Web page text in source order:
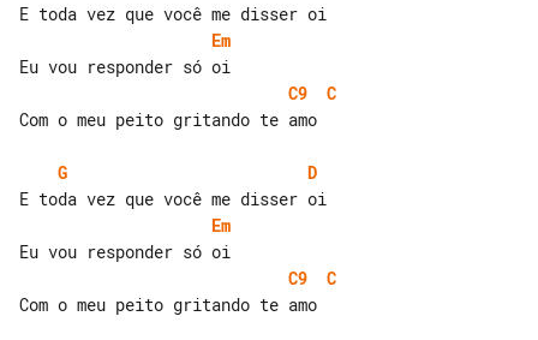
Em
C9
C
Com o meu peito gritando te amo
G
D
Em
C9
C
Com o meu peito gritando te amo